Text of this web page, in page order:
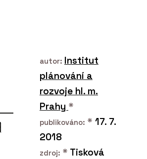
PRODUKTY
Bezpečnostní klika GK R8
One S2L - MP KOVÁNÍ
autor: Institut
plánování a
rozvoje hl. m.
Prahy *
publikováno: * 17. 7.
2018
zdroj: * Tisková